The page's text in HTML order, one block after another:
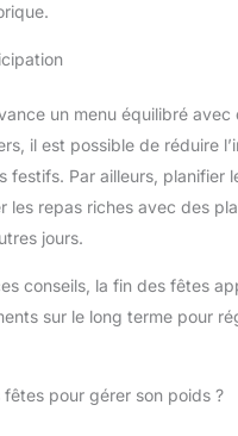
un menu équilibré
il est possible de réduire
festifs. Par ailleurs, planifier
les repas riches avec des
jours.
conseils, la fin des fêtes
sur le long terme pour
fêtes pour gérer son poids ?